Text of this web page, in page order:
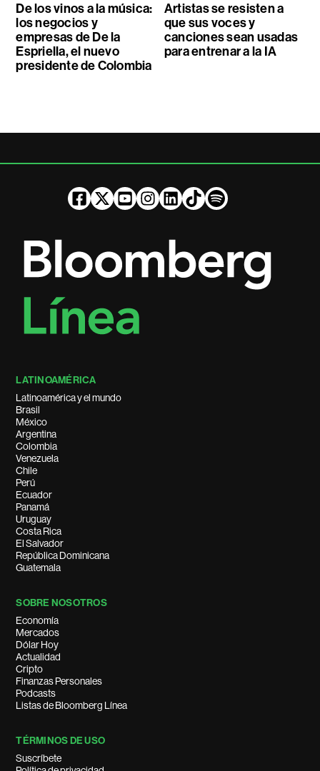
De los vinos a la música:
los negocios y
empresas de De la
Espriella, el nuevo
presidente de Colombia
Artistas se resisten a
que sus voces y
canciones sean usadas
para entrenar a la IA
LATINOAMÉRICA
Latinoamérica y el mundo
Brasil
México
Argentina
Colombia
Venezuela
Chile
Perú
Ecuador
Panamá
Uruguay
Costa Rica
El Salvador
República Dominicana
Guatemala
SOBRE NOSOTROS
Economía
Mercados
Dólar Hoy
Actualidad
Cripto
Finanzas Personales
Podcasts
Listas de Bloomberg Línea
TÉRMINOS DE USO
Suscríbete